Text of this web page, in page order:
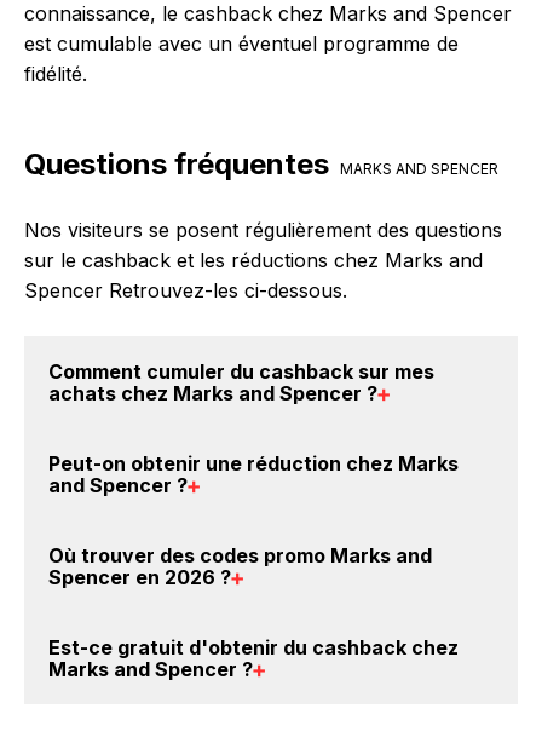
connaissance, le cashback chez Marks and Spencer
est cumulable avec un éventuel programme de
fidélité.
Questions fréquentes MARKS AND SPENCER
Nos visiteurs se posent régulièrement des questions
sur le cashback et les réductions chez Marks and
Spencer Retrouvez-les ci-dessous.
Comment cumuler du cashback sur mes
achats chez Marks and Spencer ?
Marks and Spencer : Créez votre compte sur
BackBackBack et cliquez sur le bouton Activer le
apparaître le cashback dans votre cagnotte au plus
tard 48h après votre achat sur le site Marks and
Peut-on obtenir une réduction chez Marks
and Spencer ?
crédités sur votre cagnotte BackBackBack lorsque
vous réalisez un achat sur le site web de Marks and
éventuels bonus.
Où trouver des codes promo Marks and
Spencer en 2026 ?
promo chez Marks and Spencer. Si descodes promo
Marks and Spencer sont disponibles sur notre site
Est-ce gratuit d'obtenir du cashback chez
Marks and Spencer ?